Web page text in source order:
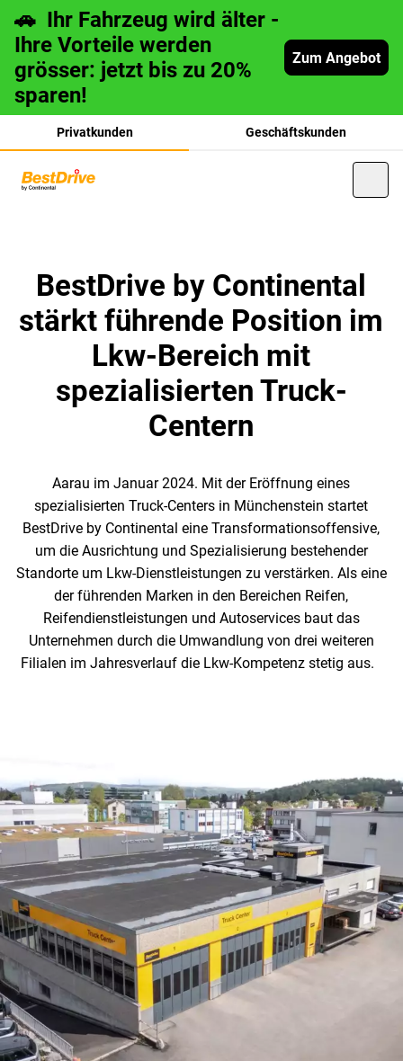
🚗 Ihr Fahrzeug wird älter -
Ihre Vorteile werden
grösser: jetzt bis zu 20%
sparen!
Zum Angebot
Privatkunden Geschäftskunden
italiano
BestDrive by Continental
stärkt führende Position im
Lkw-Bereich mit
spezialisierten Truck-
Centern
Aarau im Januar 2024. Mit der Eröffnung eines
spezialisierten Truck-Centers in Münchenstein startet
BestDrive by Continental eine Transformationsoffensive,
um die Ausrichtung und Spezialisierung bestehender
Standorte um Lkw-Dienstleistungen zu verstärken. Als eine
der führenden Marken in den Bereichen Reifen,
Reifendienstleistungen und Autoservices baut das
Unternehmen durch die Umwandlung von drei weiteren
Filialen im Jahresverlauf die Lkw-Kompetenz stetig aus.